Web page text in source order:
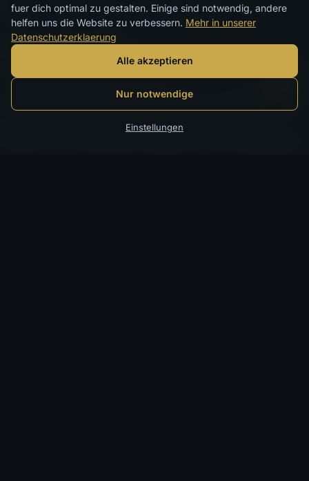
Zimmer & Suiten
Mediterrane Eleganz · Resort-Komfort
Helle, ruhige Räume im sardischen Stil – die ideale Basis
nach einem Tag am Strand oder im Spa. Auf Wunsch
fuer dich optimal zu gestalten. Einige sind notwendig, andere
helfen uns die Website zu verbessern. Mehr in unserer
Datenschutzerklaerung
Alle akzeptieren
Nur notwendige
Einstellungen